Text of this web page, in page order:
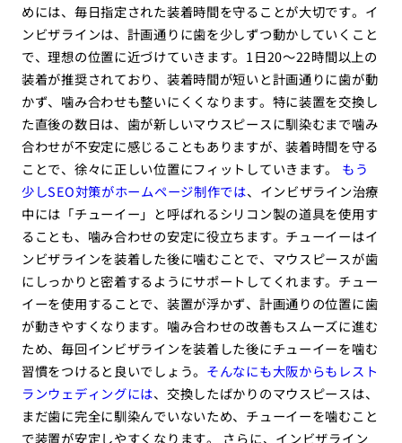
めには、毎日指定された装着時間を守ることが大切です。イ
ンビザラインは、計画通りに歯を少しずつ動かしていくこと
で、理想の位置に近づけていきます。1日20〜22時間以上の
装着が推奨されており、装着時間が短いと計画通りに歯が動
かず、噛み合わせも整いにくくなります。特に装置を交換し
た直後の数日は、歯が新しいマウスピースに馴染むまで噛み
合わせが不安定に感じることもありますが、装着時間を守る
ことで、徐々に正しい位置にフィットしていきます。 もう
少しSEO対策がホームページ制作では、インビザライン治療
中には「チューイー」と呼ばれるシリコン製の道具を使用す
ることも、噛み合わせの安定に役立ちます。チューイーはイ
ンビザラインを装着した後に噛むことで、マウスピースが歯
にしっかりと密着するようにサポートしてくれます。チュー
イーを使用することで、装置が浮かず、計画通りの位置に歯
が動きやすくなります。噛み合わせの改善もスムーズに進む
ため、毎回インビザラインを装着した後にチューイーを噛む
習慣をつけると良いでしょう。 そんなにも大阪からもレスト
ランウェディングには、交換したばかりのマウスピースは、
まだ歯に完全に馴染んでいないため、チューイーを噛むこと
で装置が安定しやすくなります。 さらに、インビザライン